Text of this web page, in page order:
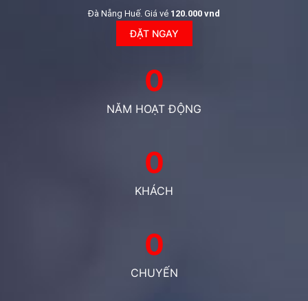
Đà Nẵng Huế. Giá vé 120.000 vnd
ĐẶT NGAY
0
NĂM HOẠT ĐỘNG
0
KHÁCH
0
CHUYẾN